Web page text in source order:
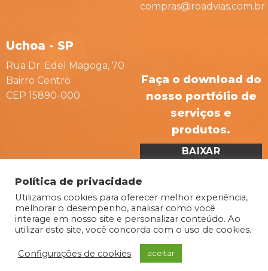
compras@roadvias.com.br
Uchoa - SP
Rua Dr. Edel Magoga, 70
Bairro Centro
CEP 15890-000
Faça o download do
nosso portfólio de
serviços e
produtos.
BAIXAR
Site desenvolvido por Mira Digital
Política de privacidade
Utilizamos cookies para oferecer melhor experiência,
melhorar o desempenho, analisar como você
interage em nosso site e personalizar conteúdo. Ao
utilizar este site, você concorda com o uso de cookies.
Configurações de cookies aceitar